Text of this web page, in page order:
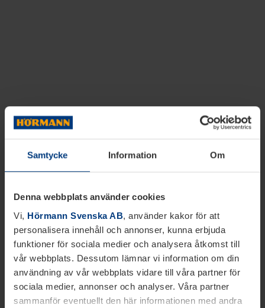
Samtycke Information Om
Denna webbplats använder cookies
Vi, Hörmann Svenska AB, använder kakor för att
personalisera innehåll och annonser, kunna erbjuda
funktioner för sociala medier och analysera åtkomst till
vår webbplats. Dessutom lämnar vi information om din
användning av vår webbplats vidare till våra partner för
sociala medier, annonser och analyser. Våra partner
sammanför eventuellt den här informationen med andra